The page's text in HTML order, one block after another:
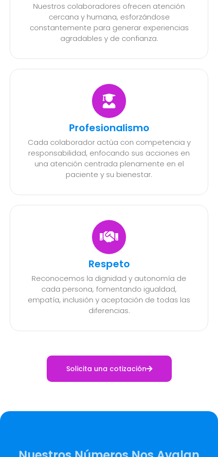
Nuestros colaboradores ofrecen atención
cercana y humana, esforzándose
constantemente para generar experiencias
agradables y de confianza.
Profesionalismo
Cada colaborador actúa con competencia y
responsabilidad, enfocando sus acciones en
una atención centrada plenamente en el
paciente y su bienestar.
Respeto
Reconocemos la dignidad y autonomía de
cada persona, fomentando igualdad,
empatía, inclusión y aceptación de todas las
diferencias.
Solicita una cotización